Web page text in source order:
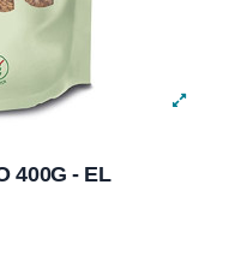
400G - EL